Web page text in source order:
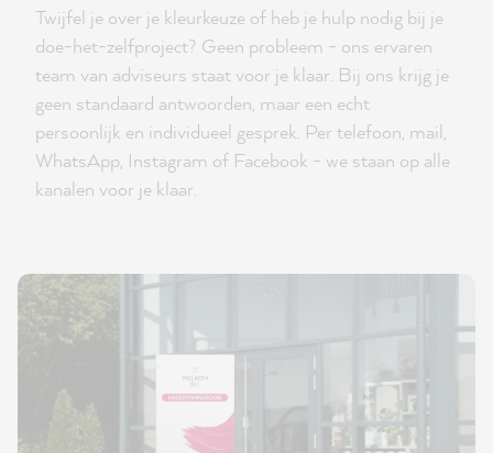
Twijfel je over je kleurkeuze of heb je hulp nodig bij je
doe-het-zelfproject? Geen probleem - ons ervaren
team van adviseurs staat voor je klaar. Bij ons krijg je
geen standaard antwoorden, maar een echt
persoonlijk en individueel gesprek. Per telefoon, mail,
WhatsApp, Instagram of Facebook - we staan op alle
kanalen voor je klaar.